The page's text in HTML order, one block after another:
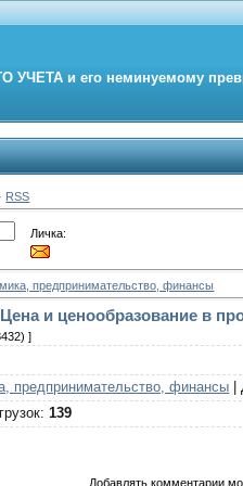
УЧЕТА и его неминуемому
· RSS
Личка:
предпринимательство, финансы
и ценообразование в
]
предпринимательство, финансы |
:139
Добавлять комментарии